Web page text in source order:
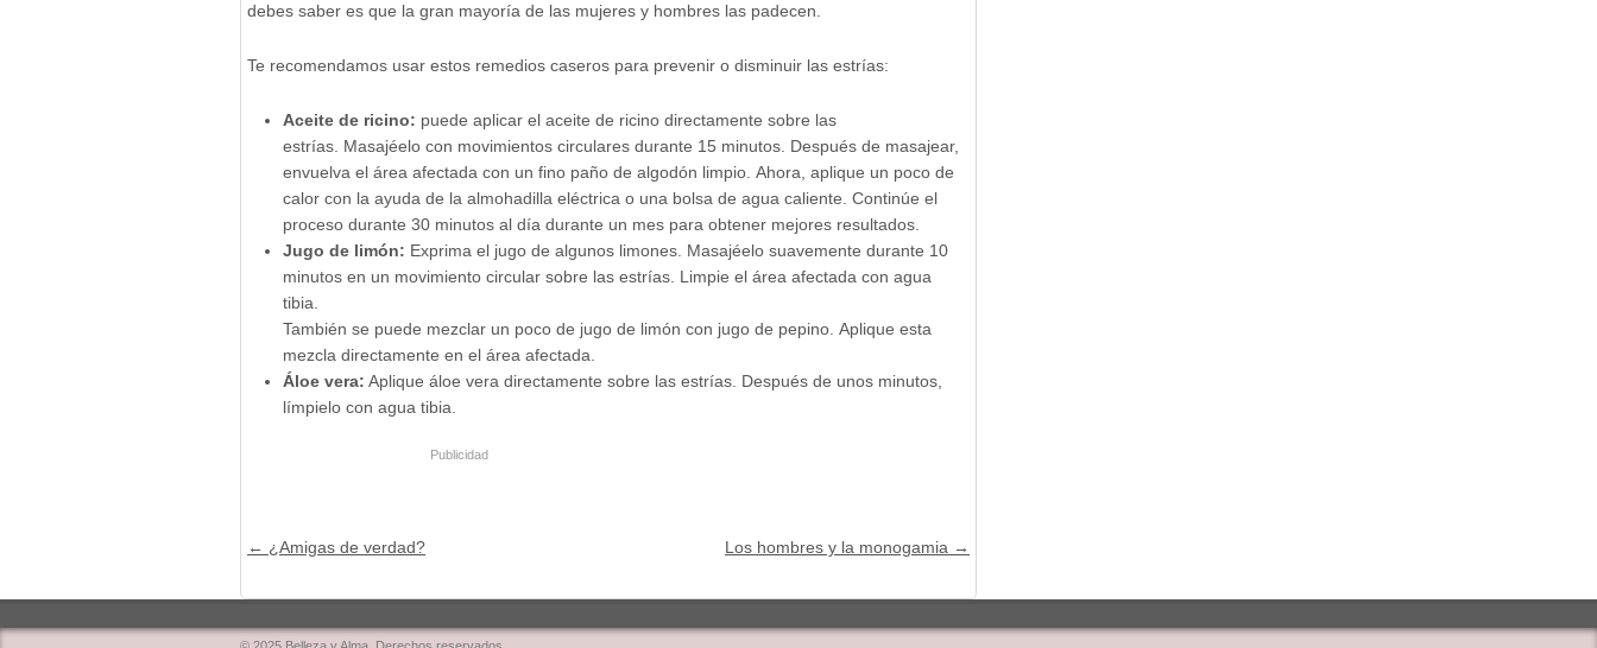
debes saber es que la gran mayoría de las mujeres y hombres las padecen.
Te recomendamos usar estos remedios caseros para prevenir o disminuir las estrías:
Aceite de ricino: puede aplicar el aceite de ricino directamente sobre las
estrías. Masajéelo con movimientos circulares durante 15 minutos. Después de masajear,
envuelva el área afectada con un fino paño de algodón limpio. Ahora, aplique un poco de
calor con la ayuda de la almohadilla eléctrica o una bolsa de agua caliente. Continúe el
proceso durante 30 minutos al día durante un mes para obtener mejores resultados.
Jugo de limón: Exprima el jugo de algunos limones. Masajéelo suavemente durante 10
minutos en un movimiento circular sobre las estrías. Limpie el área afectada con agua
tibia.
También se puede mezclar un poco de jugo de limón con jugo de pepino. Aplique esta
mezcla directamente en el área afectada.
Áloe vera: Aplique áloe vera directamente sobre las estrías. Después de unos minutos,
límpielo con agua tibia.
Publicidad
Post navigation
← ¿Amigas de verdad? Los hombres y la monogamia →